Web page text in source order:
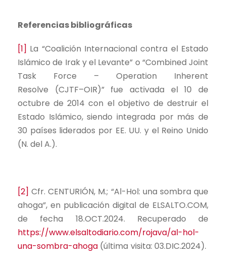
Referencias bibliográficas
[1] La “Coalición Internacional contra el Estado
Islámico de Irak y el Levante” o “Combined Joint
Task Force – Operation Inherent
Resolve (CJTF–OIR)” fue activada el 10 de
octubre de 2014 con el objetivo de destruir el
Estado Islámico, siendo integrada por más de
30 países liderados por EE. UU. y el Reino Unido
(N. del A.).
[2] Cfr. CENTURIÓN, M.; “Al-Hol: una sombra que
ahoga”, en publicación digital de ELSALTO.COM,
de fecha 18.OCT.2024. Recuperado de
https://www.elsaltodiario.com/rojava/al-hol-
una-sombra-ahoga (última visita: 03.DIC.2024).